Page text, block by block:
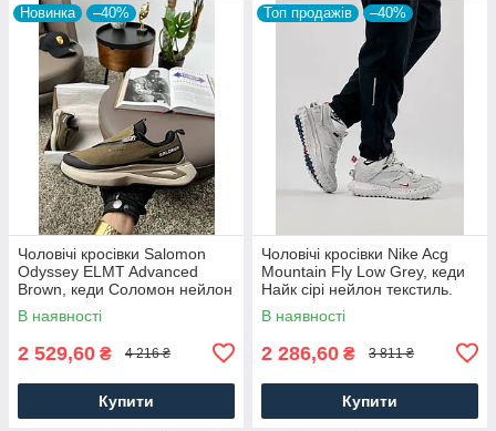
Новинка –40%
Чоловічі кросівки Salomon
Odyssey ELMT Advanced
Brown, кеди Соломон нейлон
текстиль коричневі, Чоловіче
взуття
В наявності
2 529,60 ₴ 4 216 ₴
Купити
Топ продажів –40%
Чоловічі кросівки Nike Acg
Mountain Fly Low Grey, кеди
Найк сірі нейлон текстиль.
Чоловіче взуття
В наявності
2 286,60 ₴ 3 811 ₴
Купити